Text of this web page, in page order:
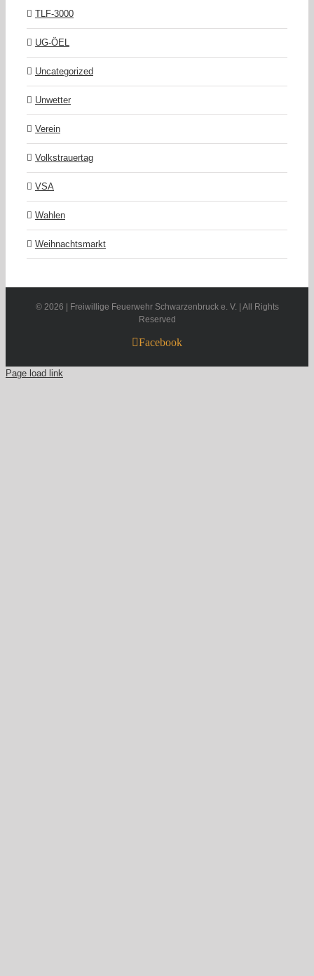
TLF-3000
UG-ÖEL
Uncategorized
Unwetter
Verein
Volkstrauertag
VSA
Wahlen
Weihnachtsmarkt
© 2026 | Freiwillige Feuerwehr Schwarzenbruck e. V. | All Rights
Reserved
Facebook
Page load link